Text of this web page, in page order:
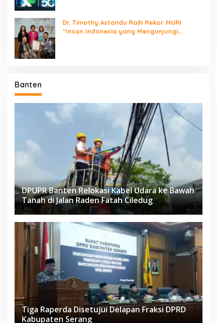
Dr. Timothy Astandu Raih Rekor MURI
“Insan Indonesia yang Mengunjungi
Banten
DPUPR Banten Relokasi Kabel Udara ke Bawah
Tanah di Jalan Raden Fatah Ciledug
Tiga Raperda Disetujui Delapan Fraksi DPRD
Kabupaten Serang